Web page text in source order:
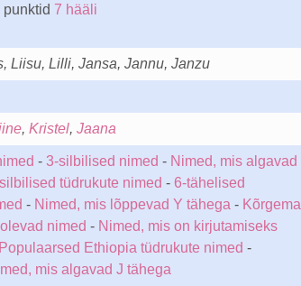
punktid 7 hääli
Liisu, Lilli, Jansa, Jannu, Janzu
, Kristel, Jaana
- 3-silbilised nimed - Nimed, mis algavad
tüdrukute nimed - 6-tähelised
- Nimed, mis lõppevad Y tähega - Kõrgema
nimed - Nimed, mis on kirjutamiseks
Populaarsed Ethiopia tüdrukute nimed -
mis algavad J tähega